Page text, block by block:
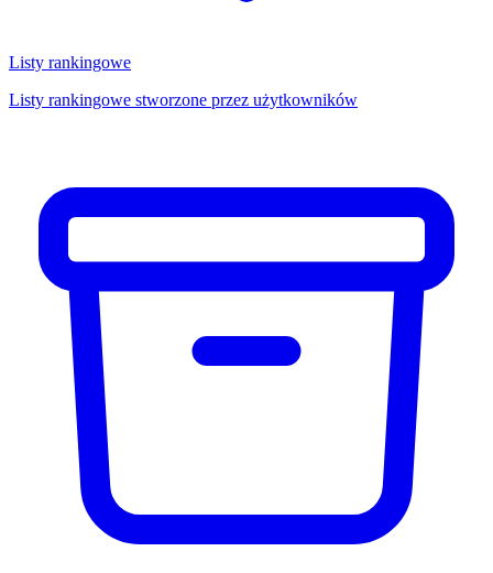
Listy rankingowe
Listy rankingowe stworzone przez użytkowników